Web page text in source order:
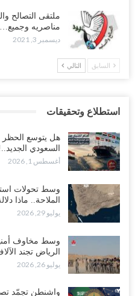
ملتقى التصالح
مناصريه وجميع…
ديسمبر 3, 2021
السابق التالي
استطلاع وتحقيقات
هل يتوسع الحظر
السعودي
أغسطس 1, 2026
وسط تحولات
الملاحة.. ماذا
يوليو 29, 2026
وسط مخاوف
الرياض تجند
يوليو 26, 2026
واشنطن تجمّد